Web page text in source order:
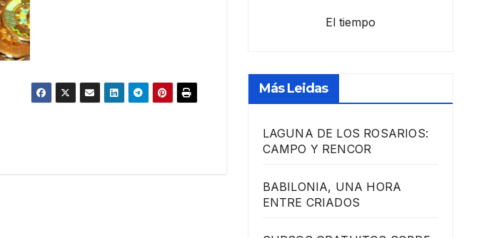
El tiempo
Más Leidas
LAGUNA DE LOS ROSARIOS:
CAMPO Y RENCOR
BABILONIA, UNA HORA
ENTRE CRIADOS